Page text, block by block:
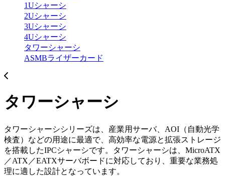
1Uシャーシ
2Uシャーシ
3Uシャーシ
4Uシャーシ
タワーシャーシ
ASMBライザーカード
タワーシャーシ
タワーシャーシシリーズは、産業用サーバ、AOI（自動光学
検査）などの用途に最適で、高効率な電源と拡張ストレージ
を搭載したIPCシャーシです。タワーシャーシは、MicroATX
／ATX／EATXサーバボードに対応しており、重要な業務処
理に適した設計となっています。